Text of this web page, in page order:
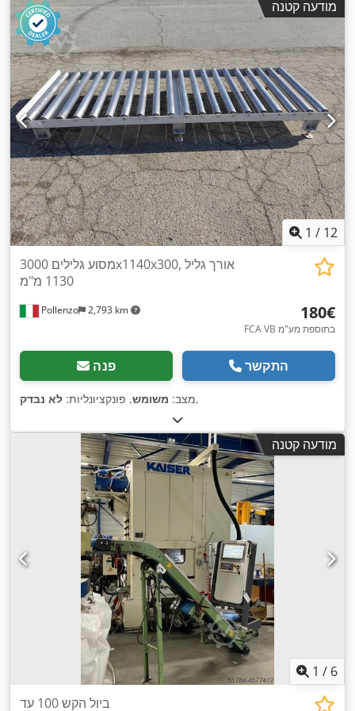
מודעה קטנה
1 / 12
Pollenzo 2,793 km
מסוע גלילים 3000x1140x300, אורך גליל
1130 מ"מ
‏180 ‏€
FCA VB בתוספת מע"מ
פנה התקשר
מצב: משומש, פונקציונליות: לא נבדק ,
מודעה קטנה
1 / 6
ביול הקש 100 עד